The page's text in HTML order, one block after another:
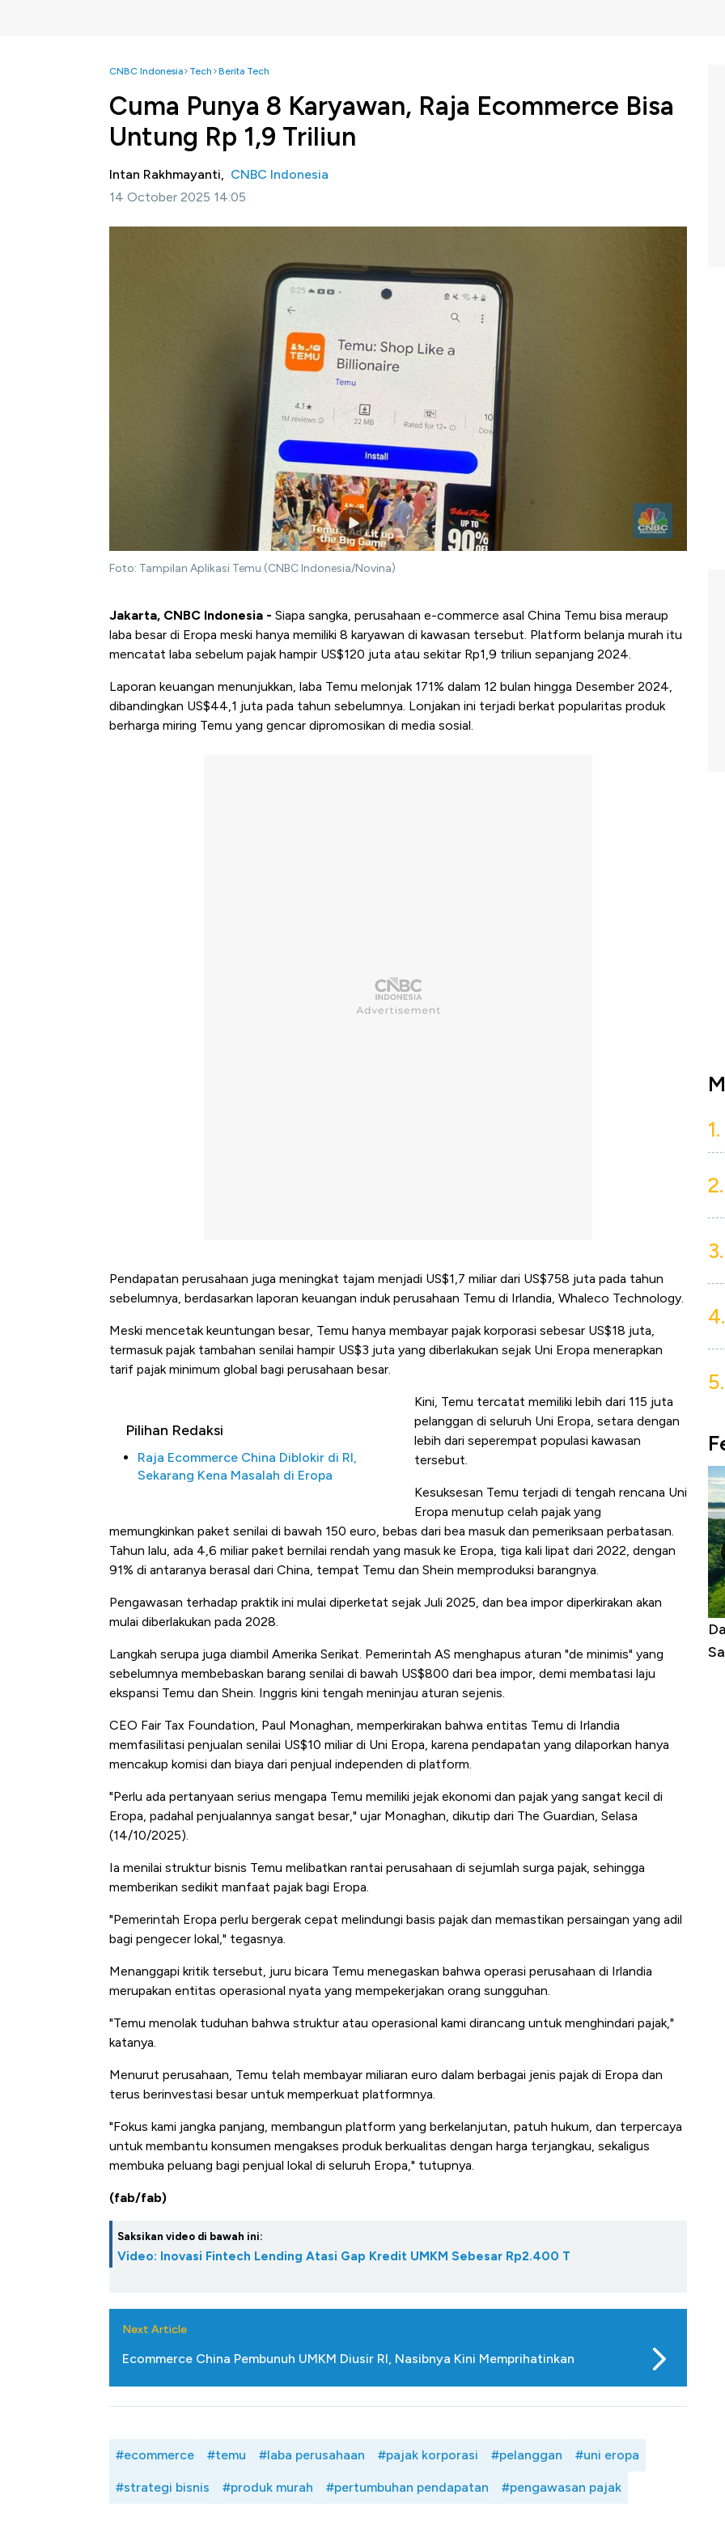
CNBC Indonesia Tech Berita Tech
Cuma Punya 8 Karyawan, Raja Ecommerce Bisa
Untung Rp 1,9 Triliun
Intan Rakhmayanti, CNBC Indonesia
14 October 2025 14:05
Foto: Tampilan Aplikasi Temu (CNBC Indonesia/Novina)
Jakarta, CNBC Indonesia - Siapa sangka, perusahaan e-commerce asal China Temu bisa meraup
laba besar di Eropa meski hanya memiliki 8 karyawan di kawasan tersebut. Platform belanja murah itu
mencatat laba sebelum pajak hampir US$120 juta atau sekitar Rp1,9 triliun sepanjang 2024.
Laporan keuangan menunjukkan, laba Temu melonjak 171% dalam 12 bulan hingga Desember 2024,
dibandingkan US$44,1 juta pada tahun sebelumnya. Lonjakan ini terjadi berkat popularitas produk
berharga miring Temu yang gencar dipromosikan di media sosial.
Pendapatan perusahaan juga meningkat tajam menjadi US$1,7 miliar dari US$758 juta pada tahun
sebelumnya, berdasarkan laporan keuangan induk perusahaan Temu di Irlandia, Whaleco Technology.
Meski mencetak keuntungan besar, Temu hanya membayar pajak korporasi sebesar US$18 juta,
termasuk pajak tambahan senilai hampir US$3 juta yang diberlakukan sejak Uni Eropa menerapkan
tarif pajak minimum global bagi perusahaan besar.
Pilihan Redaksi
Raja Ecommerce China Diblokir di RI,
Sekarang Kena Masalah di Eropa
Kini, Temu tercatat memiliki lebih dari 115 juta
pelanggan di seluruh Uni Eropa, setara dengan
lebih dari seperempat populasi kawasan
tersebut.
Kesuksesan Temu terjadi di tengah rencana Uni
Eropa menutup celah pajak yang
memungkinkan paket senilai di bawah 150 euro, bebas dari bea masuk dan pemeriksaan perbatasan.
Tahun lalu, ada 4,6 miliar paket bernilai rendah yang masuk ke Eropa, tiga kali lipat dari 2022, dengan
91% di antaranya berasal dari China, tempat Temu dan Shein memproduksi barangnya.
Pengawasan terhadap praktik ini mulai diperketat sejak Juli 2025, dan bea impor diperkirakan akan
mulai diberlakukan pada 2028.
Langkah serupa juga diambil Amerika Serikat. Pemerintah AS menghapus aturan "de minimis" yang
sebelumnya membebaskan barang senilai di bawah US$800 dari bea impor, demi membatasi laju
ekspansi Temu dan Shein. Inggris kini tengah meninjau aturan sejenis.
CEO Fair Tax Foundation, Paul Monaghan, memperkirakan bahwa entitas Temu di Irlandia
memfasilitasi penjualan senilai US$10 miliar di Uni Eropa, karena pendapatan yang dilaporkan hanya
mencakup komisi dan biaya dari penjual independen di platform.
"Perlu ada pertanyaan serius mengapa Temu memiliki jejak ekonomi dan pajak yang sangat kecil di
Eropa, padahal penjualannya sangat besar," ujar Monaghan, dikutip dari The Guardian, Selasa
(14/10/2025).
Ia menilai struktur bisnis Temu melibatkan rantai perusahaan di sejumlah surga pajak, sehingga
memberikan sedikit manfaat pajak bagi Eropa.
"Pemerintah Eropa perlu bergerak cepat melindungi basis pajak dan memastikan persaingan yang adil
bagi pengecer lokal," tegasnya.
Menanggapi kritik tersebut, juru bicara Temu menegaskan bahwa operasi perusahaan di Irlandia
merupakan entitas operasional nyata yang mempekerjakan orang sungguhan.
"Temu menolak tuduhan bahwa struktur atau operasional kami dirancang untuk menghindari pajak,"
katanya.
Menurut perusahaan, Temu telah membayar miliaran euro dalam berbagai jenis pajak di Eropa dan
terus berinvestasi besar untuk memperkuat platformnya.
"Fokus kami jangka panjang, membangun platform yang berkelanjutan, patuh hukum, dan terpercaya
untuk membantu konsumen mengakses produk berkualitas dengan harga terjangkau, sekaligus
membuka peluang bagi penjual lokal di seluruh Eropa," tutupnya.
(fab/fab)
Saksikan video di bawah ini:
Video: Inovasi Fintech Lending Atasi Gap Kredit UMKM Sebesar Rp2.400 T
Next Article
Ecommerce China Pembunuh UMKM Diusir RI, Nasibnya Kini Memprihatinkan
#ecommerce #temu #laba perusahaan #pajak korporasi #pelanggan #uni eropa
#strategi bisnis #produk murah #pertumbuhan pendapatan #pengawasan pajak
1.
2.
3.
4.
5.
Begini Cara Korsel atasi Panas Tanpa AC
di Jaman Dulu
Sampai Ribuan Kilometer